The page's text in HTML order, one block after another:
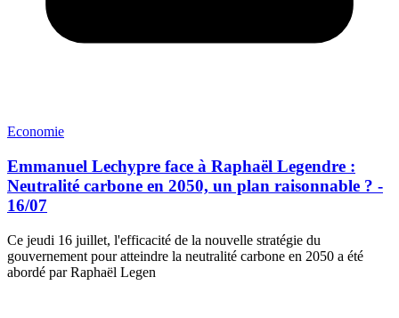
Economie
Emmanuel Lechypre face à Raphaël Legendre :
Neutralité carbone en 2050, un plan raisonnable ? -
16/07
Ce jeudi 16 juillet, l'efficacité de la nouvelle stratégie du
gouvernement pour atteindre la neutralité carbone en 2050 a été
abordé par Raphaël Legen